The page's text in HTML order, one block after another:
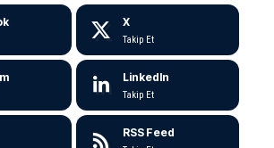
X
Takip Et
LinkedIn
Takip Et
RSS Feed